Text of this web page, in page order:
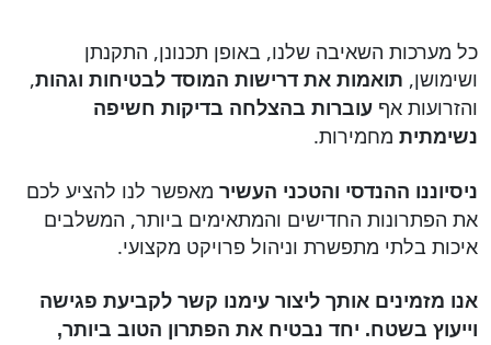
כל מערכות השאיבה שלנו, באופן תכנונן, התקנתן
ושימושן, תואמות את דרישות המוסד לבטיחות וגהות,
והזרועות אף עוברות בהצלחה בדיקות חשיפה
נשימתית מחמירות.
ניסיוננו ההנדסי והטכני העשיר מאפשר לנו להציע לכם
את הפתרונות החדישים והמתאימים ביותר, המשלבים
איכות בלתי מתפשרת וניהול פרויקט מקצועי.
אנו מזמינים אותך ליצור עימנו קשר לקביעת פגישה
וייעוץ בשטח. יחד נבטיח את הפתרון הטוב ביותר,